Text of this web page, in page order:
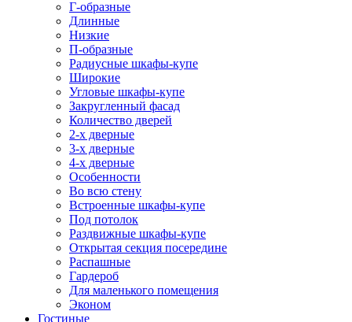
Г-образные
Длинные
Низкие
П-образные
Радиусные шкафы-купе
Широкие
Угловые шкафы-купе
Закругленный фасад
Количество дверей
2-х дверные
3-х дверные
4-х дверные
Особенности
Во всю стену
Встроенные шкафы-купе
Под потолок
Раздвижные шкафы-купе
Открытая секция посередине
Распашные
Гардероб
Для маленького помещения
Эконом
Гостиные